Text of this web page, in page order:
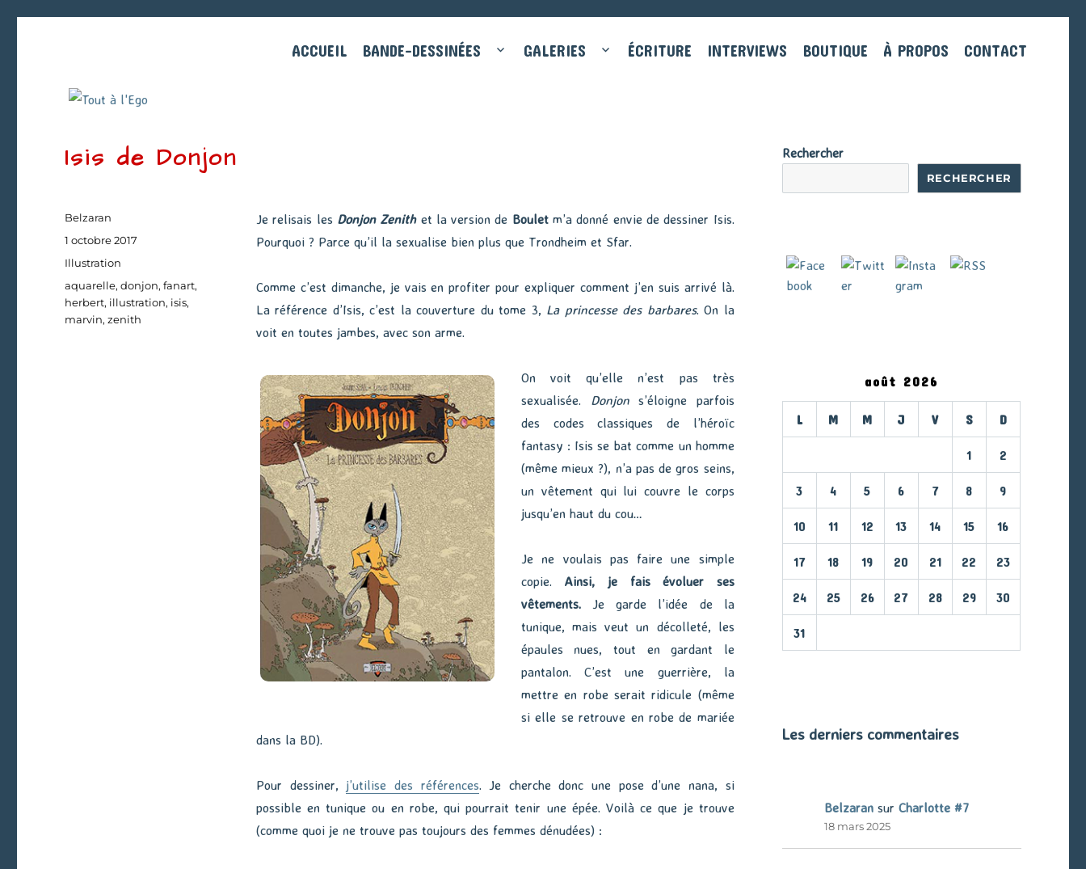
ACCUEIL BANDE-DESSINÉES GALERIES ÉCRITURE INTERVIEWS BOUTIQUE À PROPOS CONTACT
Isis de Donjon
Je relisais les Donjon Zenithet la version de Bouletm’a donné envie de dessiner Isis.
Pourquoi ? Parce qu’il la sexualise bien plus que Trondheim et Sfar.
Comme c’est dimanche, je vais en profiter pour expliquer comment j’en suis arrivé là.
La référence d’Isis, c’est la couverture du tome 3, La princesse des barbares. On la
voit en toutes jambes, avec son arme.
On voit qu’elle n’est pas très
sexualisée. Donjons’éloigne parfois
des codes classiques de l’héroïc
fantasy : Isis se bat comme un homme
(même mieux ?), n’a pas de gros seins,
un vêtement qui lui couvre le corps
jusqu’en haut du cou…
Je ne voulais pas faire une simple
copie. Ainsi, je fais évoluer ses
vêtements.Je garde l’idée de la
tunique, mais veut un décolleté, les
épaules nues, tout en gardant le
pantalon. C’est une guerrière, la
mettre en robe serait ridicule (même
si elle se retrouve en robe de mariée
dans la BD).
Pour dessiner, j’utilise des références. Je cherche donc une pose d’une nana, si
possible en tunique ou en robe, qui pourrait tenir une épée. Voilà ce que je trouve
(comme quoi je ne trouve pas toujours des femmes dénudées) :
Auteur
Belzaran
Publié
le
1 octobre 2017
Catégories
Illustration
Étiquettes
aquarelle,donjon,fanart,
herbert, illustration, isis,
marvin,zenith
Rechercher
RECHERCHER
août 2026
L M M J V S D
1 2
3 4 5 6 7 8 9
10 11 12 13 14 15 16
17 18 19 20 21 22 23
24 25 26 27 28 29 30
31
Les derniers commentaires
Belzaransur Charlotte #7
18 mars 2025